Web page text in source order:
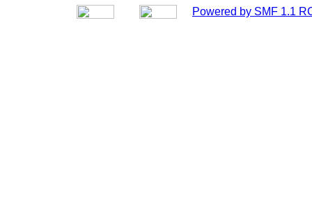
Powered by SMF 1.1